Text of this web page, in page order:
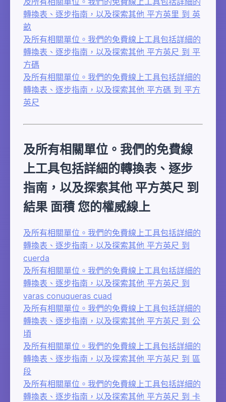
轉換表、逐步指南，以及探索其他 平方英里 到 英
畝
及所有相關單位。我們的免費線上工具包括詳細的
轉換表、逐步指南，以及探索其他 平方英尺 到 平
方碼
及所有相關單位。我們的免費線上工具包括詳細的
轉換表、逐步指南，以及探索其他 平方碼 到 平方
英尺
及所有相關單位。我們的免費線
上工具包括詳細的轉換表、逐步
指南，以及探索其他 平方英尺 到
結果 面積 您的權威線上
及所有相關單位。我們的免費線上工具包括詳細的
轉換表、逐步指南，以及探索其他 平方英尺 到
cuerda
及所有相關單位。我們的免費線上工具包括詳細的
轉換表、逐步指南，以及探索其他 平方英尺 到
varas conuqueras cuad
及所有相關單位。我們的免費線上工具包括詳細的
轉換表、逐步指南，以及探索其他 平方英尺 到 公
頃
及所有相關單位。我們的免費線上工具包括詳細的
轉換表、逐步指南，以及探索其他 平方英尺 到 區
段
及所有相關單位。我們的免費線上工具包括詳細的
轉換表、逐步指南，以及探索其他 平方英尺 到 卡